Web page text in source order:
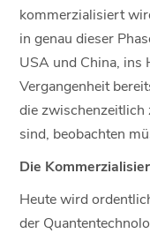
kommerzialisiert
in genau dieser
USA und China, ins
Vergangenheit
die zwischenzeitlich
sind, beobachten
Die
Heute wird
der